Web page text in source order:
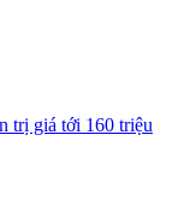
trị giá tới 160 triệu